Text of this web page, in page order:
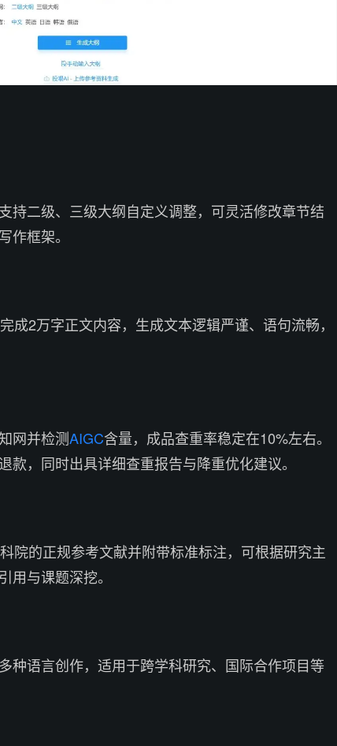
持二级、三级大纲自定义调整，可灵活修改章节结
作框架。
成2万字正文内容，生成文本逻辑严谨、语句流畅，
网并检测AIGC含量，成品查重率稳定在10%左右。
款，同时出具详细查重报告与降重优化建议。
院的正规参考文献并附带标准标注，可根据研究主
用与课题深挖。
种语言创作，适用于跨学科研究、国际合作项目等